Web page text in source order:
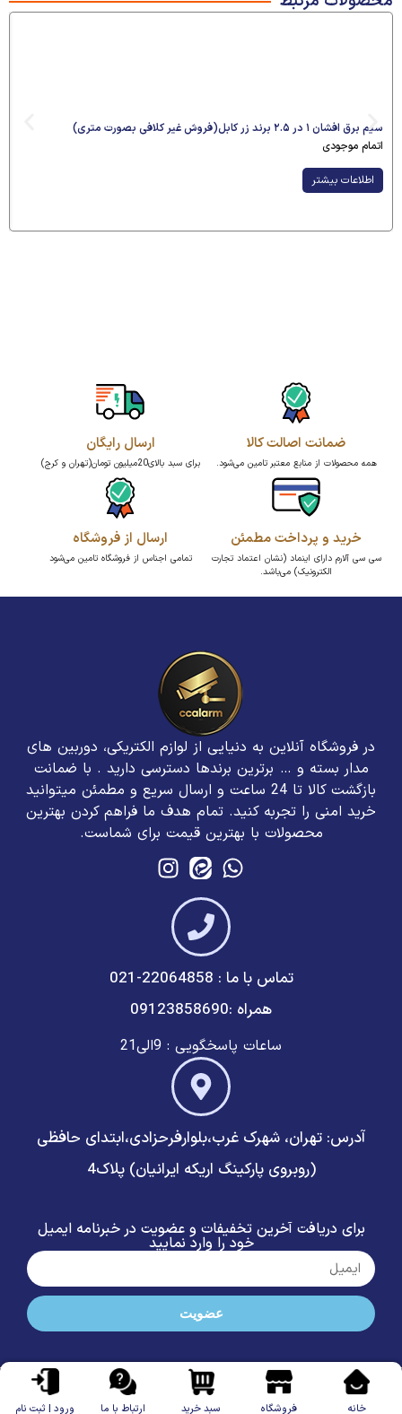
سیم برق افشان ۱ در ۲.۵ برند زر کابل(فروش غیر کلافی بصورت متری)
اتمام موجودی
اطلاعات بیشتر
ضمانت اصالت کالا
همه محصولات از منابع معتبر تامین می‌شود.
ارسال رایگان
برای سبد بالای20میلیون تومان(تهران و کرج)
خرید و پرداخت مطمئن
سی سی آلارم دارای اینماد (نشان اعتماد تجارت
الکترونیک) می‌باشد.
ارسال از فروشگاه
تمامی اجناس از فروشگاه تامین می‌شود
در فروشگاه آنلاین به دنیایی از لوازم الکتریکی، دوربین های
مدار بسته و … برترین برند‌ها دسترسی دارید . با ضمانت
بازگشت کالا تا 24 ساعت و ارسال سریع و مطمئن میتوانید
خرید امنی را تجربه کنید. تمام هدف ما فراهم کردن بهترین
محصولات با بهترین قیمت برای شماست.
تماس با ما : 22064858-021
همراه :09123858690
ساعات پاسخگویی : 9الی21
آدرس: تهران، شهرک غرب،بلوارفرحزادی،ابتدای حافظی
(روبروی پارکینگ اریکه ایرانیان) پلاک4
برای دریافت آخرین تخفیفات و عضویت در خبرنامه ایمیل
خود را وارد نمایید
عضویت
تمامی حقوق این سایت متعلق به الکتریکی امین شهرک غرب می باشد | سایت
پشتیبانی :
خانه فروشگاه سبد خرید ارتباط با ما ورود | ثبت نام